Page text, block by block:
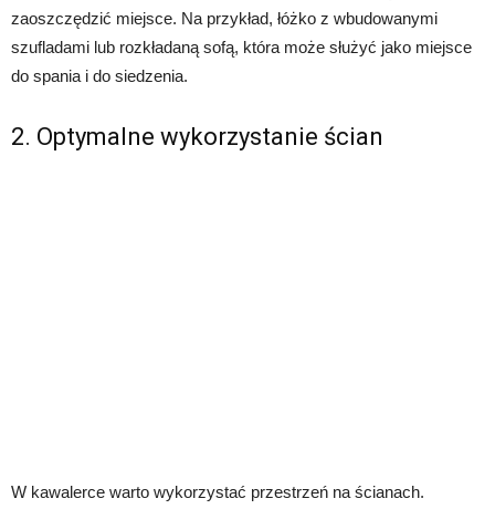
zaoszczędzić miejsce. Na przykład, łóżko z wbudowanymi
szufladami lub rozkładaną sofą, która może służyć jako miejsce
do spania i do siedzenia.
2. Optymalne wykorzystanie ścian
W kawalerce warto wykorzystać przestrzeń na ścianach.